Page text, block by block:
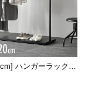
ハンガーラック
高さ調節 サイドフ